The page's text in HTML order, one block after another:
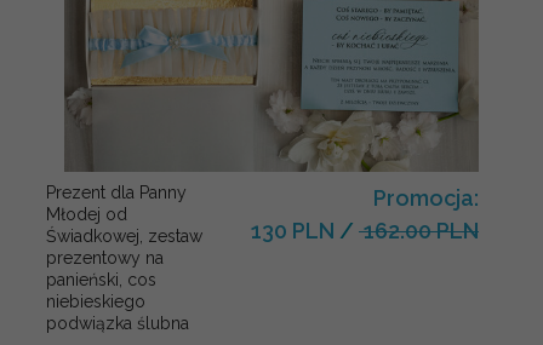
Prezent dla Panny
Młodej od
Świadkowej, zestaw
prezentowy na
panieński, cos
niebieskiego
podwiązka ślubna
Promocja:
130 PLN / 162.00 PLN